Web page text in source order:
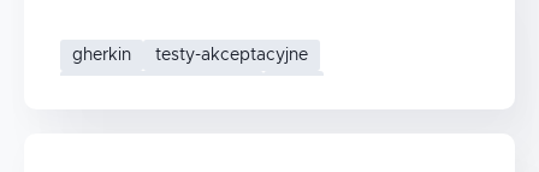
gherkin
testy-akceptacyjne